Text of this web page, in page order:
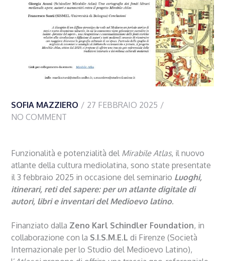
SOFIA MAZZIERO
27 FEBBRAIO 2025
NO COMMENT
Funzionalità e potenzialità del Mirabile Atlas, il nuovo
atlante della cultura mediolatina, sono state presentate
il 3 febbraio 2025 in occasione del seminario Luoghi,
itinerari, reti del sapere: per un atlante digitale di
autori, libri e inventari del Medioevo latino.
Finanziato dalla Zeno Karl Schindler Foundation, in
collaborazione con la S.I.S.M.E.L di Firenze (Società
Internazionale per lo Studio del Medioevo Latino),